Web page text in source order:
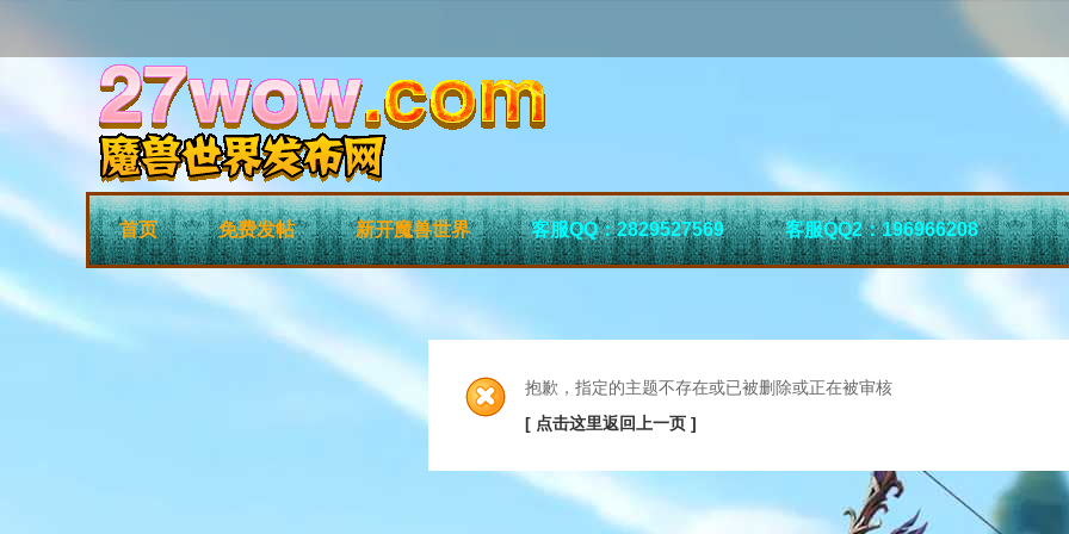
首页 免费发帖 新开魔兽世界 客服QQ：2829527569 客服QQ2：196966208
抱歉，指定的主题不存在或已被删除或正在被审核
[ 点击这里返回上一页 ]